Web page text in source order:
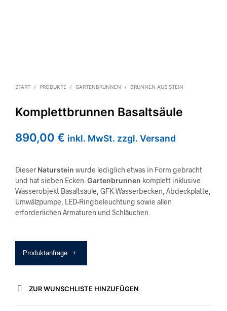
START / PRODUKTE / GARTENBRUNNEN / BRUNNEN AUS STEIN
Komplettbrunnen Basaltsäule
890,00 € inkl. MwSt. zzgl. Versand
Dieser Naturstein wurde lediglich etwas in Form gebracht
und hat sieben Ecken. Gartenbrunnen komplett inklusive
Wasserobjekt Basaltsäule, GFK-Wasserbecken, Abdeckplatte,
Umwälzpumpe, LED-Ringbeleuchtung sowie allen
erforderlichen Armaturen und Schläuchen.
Produktanfrage +
ZUR WUNSCHLISTE HINZUFÜGEN